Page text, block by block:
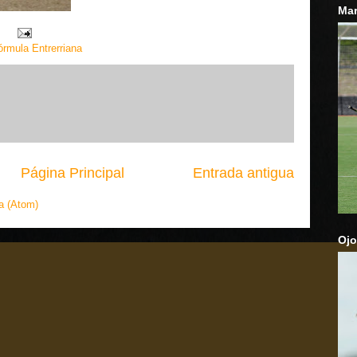
Entrerriana
Entrada antigua
Página Principal
(Atom)